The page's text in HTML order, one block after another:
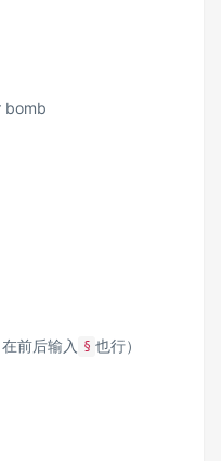
bomb
前后输入 § 也行）